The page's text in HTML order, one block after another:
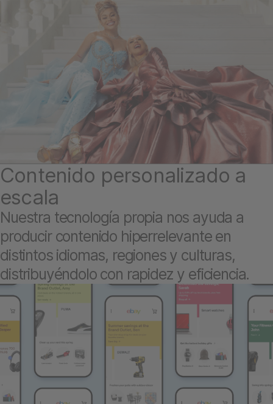
Contenido personalizado a
escala
Nuestra tecnología propia nos ayuda a
producir contenido hiperrelevante en
distintos idiomas, regiones y culturas,
distribuyéndolo con rapidez y eficiencia.